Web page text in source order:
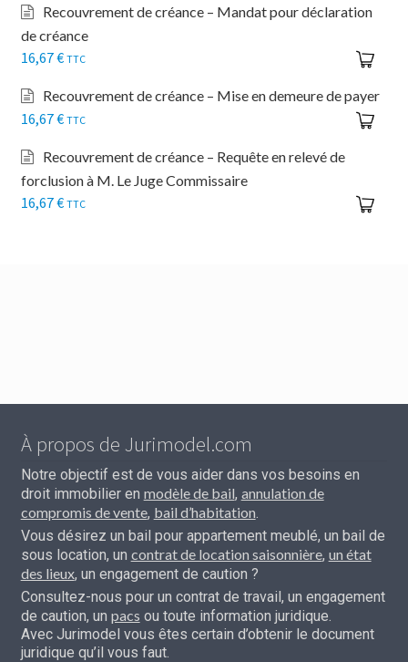
Recouvrement de créance – Mandat pour déclaration
de créance
16,67€ TTC
Recouvrement de créance – Mise en demeure de payer
16,67€ TTC
Recouvrement de créance – Requête en relevé de
forclusion à M. Le Juge Commissaire
16,67€ TTC
À propos de Jurimodel.com
Notre objectif est de vous aider dans vos besoins en
droit immobilier en modèle de bail, annulation de
compromis de vente, bail d’habitation.
Vous désirez un bail pour appartement meublé, un bail de
sous location, un contrat de location saisonnière, un état
des lieux, un engagement de caution ?
Consultez-nous pour un contrat de travail, un engagement
de caution, un pacs ou toute information juridique.
Avec Jurimodel vous êtes certain d’obtenir le document
juridique qu’il vous faut.